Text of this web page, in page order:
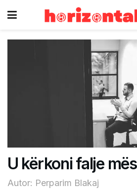
U kërkoni falje
Autor: Perparim Blakaj